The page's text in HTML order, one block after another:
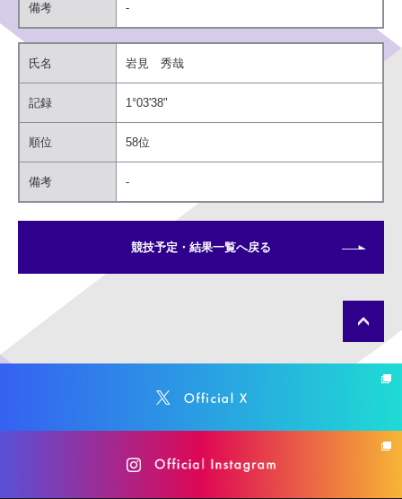
備考 -
氏名 岩見 秀哉
記録 1°03'38"
順位 58位
備考 -
競技予定・結果一覧へ戻る